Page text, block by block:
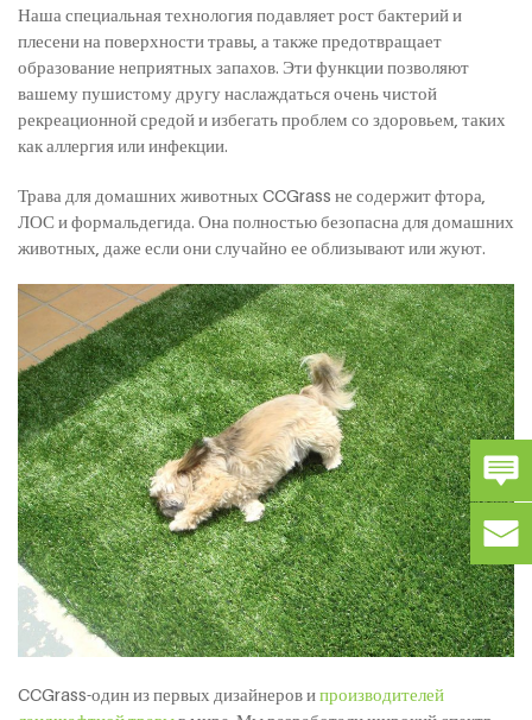
Наша специальная технология подавляет рост бактерий и
плесени на поверхности травы, а также предотвращает
образование неприятных запахов. Эти функции позволяют
вашему пушистому другу наслаждаться очень чистой
рекреационной средой и избегать проблем со здоровьем, таких
как аллергия или инфекции.
Трава для домашних животных CCGrass не содержит фтора,
ЛОС и формальдегида. Она полностью безопасна для домашних
животных, даже если они случайно ее облизывают или жуют.
CCGrass-один из первых дизайнеров ипроизводителей